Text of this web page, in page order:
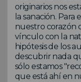
originarios nos
la sanación.
nuestro corazón
vínculo con la
hipótesis de los
descubrir nada
sólo estamos
que está ahí en